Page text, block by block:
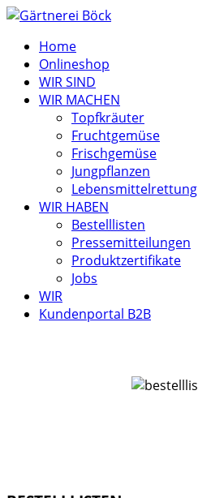
Home
Onlineshop
WIR SIND
WIR MACHEN
Topfkräuter
Fruchtgemüse
Frischgemüse
Jungpflanzen
Lebensmittelrettung
WIR HABEN
Bestelllisten
Pressemitteilungen
Produktzertifikate
Jobs
WIR
Kundenportal B2B